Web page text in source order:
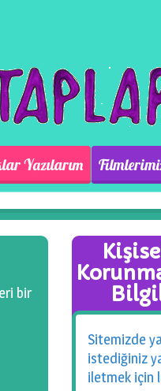
Yazılarım
bir
Sitemizde
istediğiniz
iletmek için